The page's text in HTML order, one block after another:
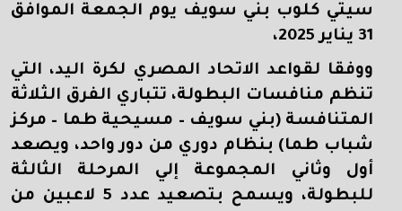
سيتي كلوب بني سويف يوم الجمعة الموافق
31 يناير 2025،
ووفقا لقواعد الاتحاد المصري لكرة اليد، التي
تنظم منافسات البطولة، تتباري الفرق الثلاثة
المتنافسة (بني سويف – مسيحية طما – مركز
شباب طما) بنظام دوري من دور واحد، ويصعد
أول وثاني المجموعة إلي المرحلة الثالثة
للبطولة، ويسمح بتصعيد عدد 5 لاعبين من